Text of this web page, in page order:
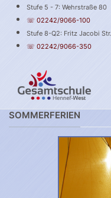
Stufe 5 - 7: Wehrstraße 80
☏ 02242/9066-100
Stufe 8-Q2: Fritz Jacobi
☏ 02242/9066-350
SOMMERFERIEN